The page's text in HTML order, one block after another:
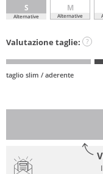
S
Alternative
M
Alternative
Valutazione taglie: ?
taglio slim / aderente